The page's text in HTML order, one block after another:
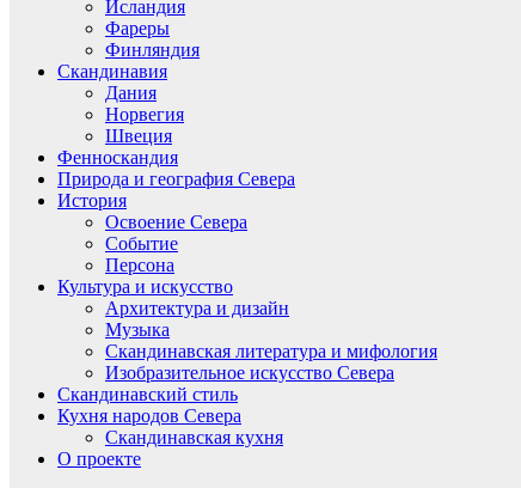
Исландия
Фареры
Финляндия
Скандинавия
Дания
Норвегия
Швеция
Фенноскандия
Природа и география Севера
История
Освоение Севера
Событие
Персона
Культура и искусство
Архитектура и дизайн
Музыка
Скандинавская литература и мифология
Изобразительное искусство Севера
Скандинавский стиль
Кухня народов Севера
Скандинавская кухня
О проекте